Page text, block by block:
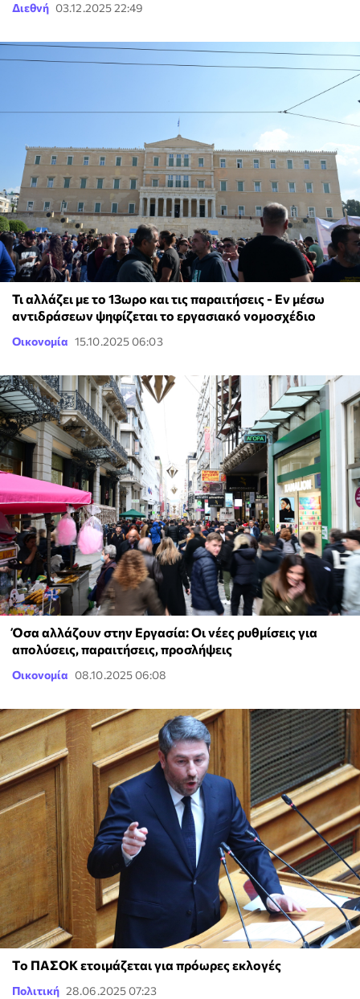
Διεθνή 03.12.2025 22:49
Τι αλλάζει με το 13ωρο και τις παραιτήσεις - Εν μέσω
αντιδράσεων ψηφίζεται το εργασιακό νομοσχέδιο
Οικονομία 15.10.2025 06:03
Όσα αλλάζουν στην Εργασία: Οι νέες ρυθμίσεις για
απολύσεις, παραιτήσεις, προσλήψεις
Οικονομία 08.10.2025 06:08
Τo ΠΑΣΟΚ ετοιμάζεται για πρόωρες εκλογές
Πολιτική 28.06.2025 07:23